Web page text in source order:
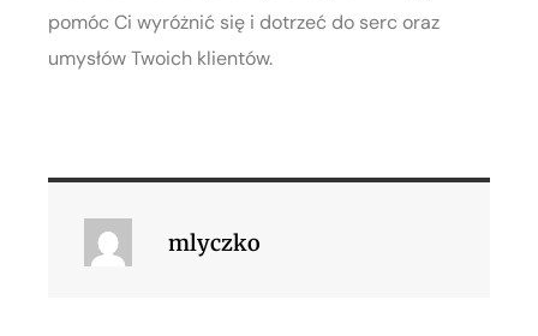
pomóc Ci wyróżnić się i dotrzeć do serc oraz
umysłów Twoich klientów.
mlyczko